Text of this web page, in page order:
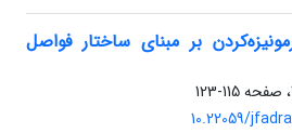
بر مبنای ساختار فواصل
115-123
10.22059/